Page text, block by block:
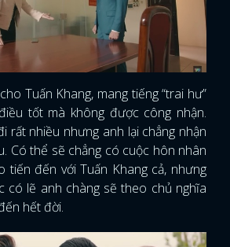
Tuấn Khang, mang tiếng “trai hư”
tốt mà không được công nhận.
rất nhiều nhưng anh lại chẳng nhận
Có thể sẽ chẳng có cuộc hôn nhân
tiến đến với Tuấn Khang cả, nhưng
có lẽ anh chàng sẽ theo chủ nghĩa
hết đời.